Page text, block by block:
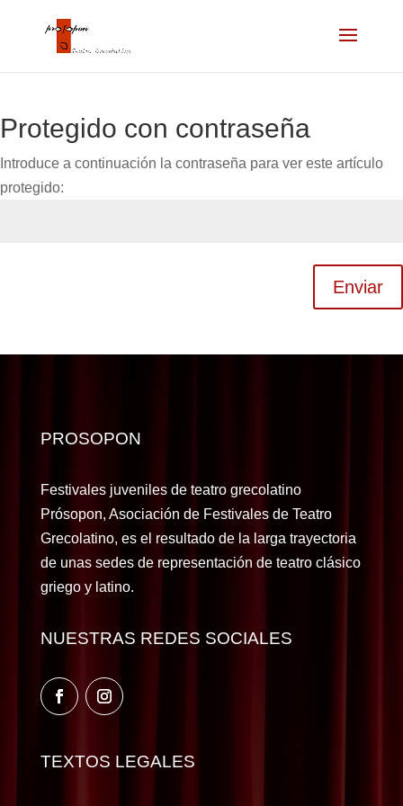
Protegido con contraseña
Introduce a continuación la contraseña para ver este artículo
protegido:
Enviar
PROSOPON
Festivales juveniles de teatro grecolatino
Prósopon, Asociación de Festivales de Teatro
Grecolatino, es el resultado de la larga trayectoria
de unas sedes de representación de teatro clásico
griego y latino.
NUESTRAS REDES SOCIALES
TEXTOS LEGALES